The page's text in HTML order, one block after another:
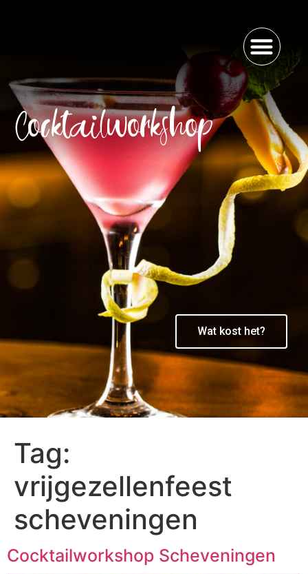
Cocktailworkshop
Wat kost het?
Tag:
vrijgezellenfeest
scheveningen
Cocktailworkshop Scheveningen